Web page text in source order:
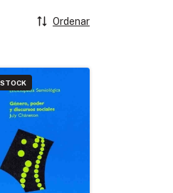
Ordenar